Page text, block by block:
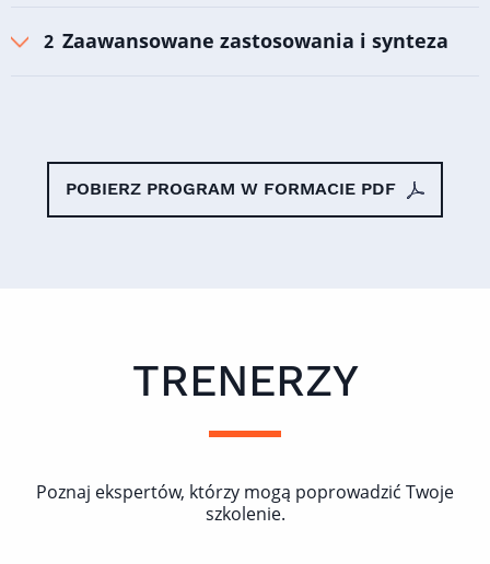
Zaawansowane zastosowania i synteza
POBIERZ PROGRAM W FORMACIE PDF
TRENERZY
Poznaj ekspertów, którzy mogą poprowadzić Twoje
szkolenie.